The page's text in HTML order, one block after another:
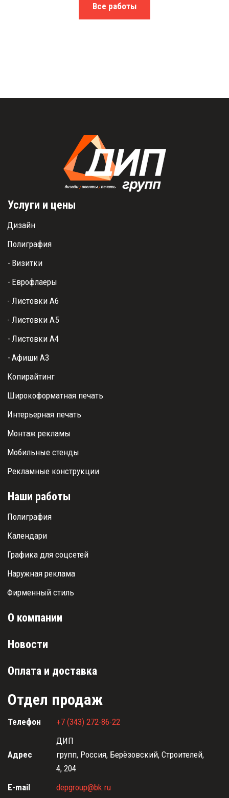
Все работы
Услуги и цены
Дизайн
Полиграфия
- Визитки
- Еврофлаеры
- Листовки А6
- Листовки А5
- Листовки А4
- Афиши А3
Копирайтинг
Широкоформатная печать
Интерьерная печать
Монтаж рекламы
Мобильные стенды
Рекламные конструкции
Наши работы
Полиграфия
Календари
Графика для соцсетей
Наружная реклама
Фирменный стиль
О компании
Новости
Оплата и доставка
Отдел продаж
Телефон +7 (343) 272-86-22
Адрес
ДИП
групп, Россия, Берёзовский, Строителей,
4, 204
E-mail
depgroup@bk.ru